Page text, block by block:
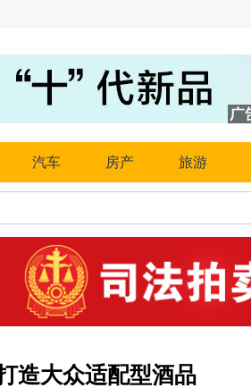
汽车 房产 旅游
造大众适配型酒品